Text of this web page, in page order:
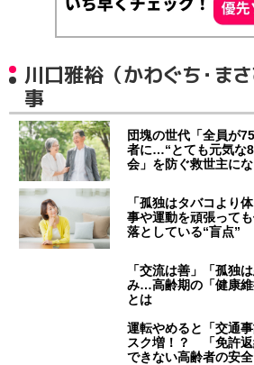
川口雅裕（かわぐち・ま
事
団塊の世代「全員が
者に…“とても元気な
会」を防ぐ救世主に
「孤独はタバコより
事や運動を頑張って
落としている“盲点”
「交流は善」「孤独
み…高齢期の「健康
とは
運転やめると「交通
スク増！？ 「免許
できない高齢者の安